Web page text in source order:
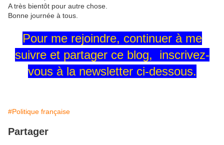
A très bientôt pour autre chose.
Bonne journée à tous.
Pour me rejoindre, continuer à me
suivre et partager ce blog, inscrivez-
vous à la newsletter ci-dessous.
#Politique française
Partager